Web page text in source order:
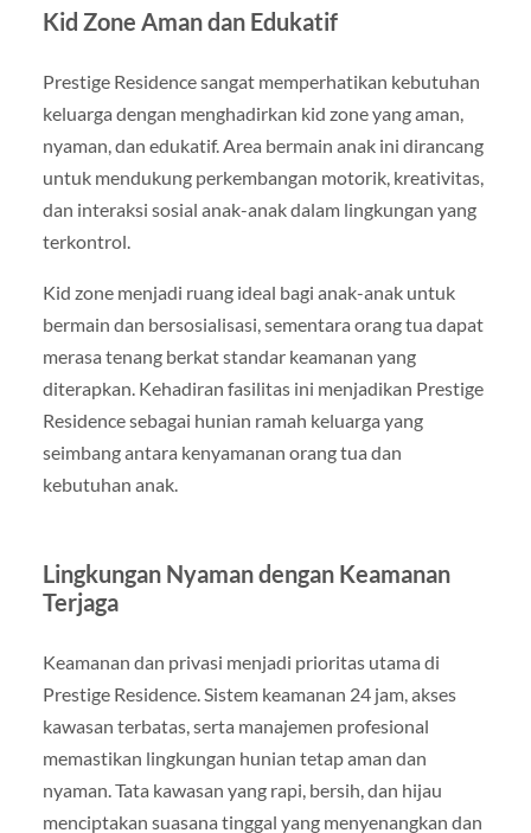
Kid Zone Aman dan Edukatif
Prestige Residence sangat memperhatikan kebutuhan
keluarga dengan menghadirkan kid zone yang aman,
nyaman, dan edukatif. Area bermain anak ini dirancang
untuk mendukung perkembangan motorik, kreativitas,
dan interaksi sosial anak-anak dalam lingkungan yang
terkontrol.
Kid zone menjadi ruang ideal bagi anak-anak untuk
bermain dan bersosialisasi, sementara orang tua dapat
merasa tenang berkat standar keamanan yang
diterapkan. Kehadiran fasilitas ini menjadikan Prestige
Residence sebagai hunian ramah keluarga yang
seimbang antara kenyamanan orang tua dan
kebutuhan anak.
Lingkungan Nyaman dengan Keamanan
Terjaga
Keamanan dan privasi menjadi prioritas utama di
Prestige Residence. Sistem keamanan 24 jam, akses
kawasan terbatas, serta manajemen profesional
memastikan lingkungan hunian tetap aman dan
nyaman. Tata kawasan yang rapi, bersih, dan hijau
menciptakan suasana tinggal yang menyenangkan dan